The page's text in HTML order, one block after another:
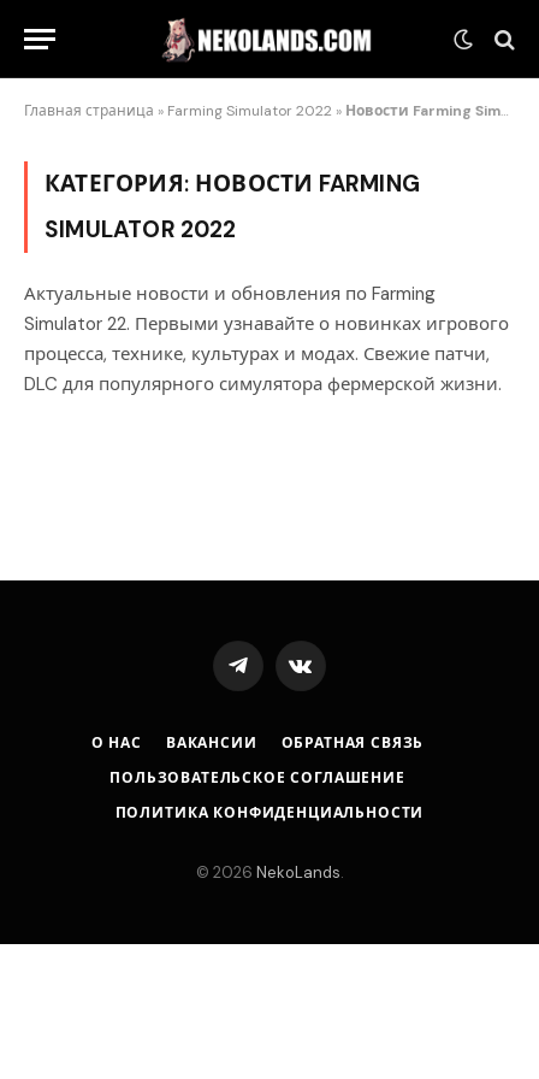
Главная страница » Farming Simulator 2022 » Новости Farming Simulator 2022
КАТЕГОРИЯ: НОВОСТИ FARMING
SIMULATOR 2022
Актуальные новости и обновления по Farming
Simulator 22. Первыми узнавайте о новинках игрового
процесса, технике, культурах и модах. Свежие патчи,
DLC для популярного симулятора фермерской жизни.
TelegramVKontakte
О НАС ВАКАНСИИ
ОБРАТНАЯ СВЯЗЬ
ПОЛЬЗОВАТЕЛЬСКОЕ СОГЛАШЕНИЕ
ПОЛИТИКА КОНФИДЕНЦИАЛЬНОСТИ
© 2026 NekoLands.